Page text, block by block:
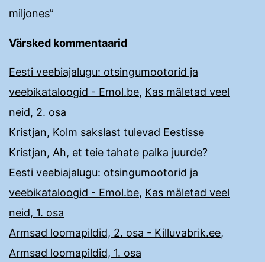
miljones”
Värsked kommentaarid
Eesti veebiajalugu: otsingumootorid ja
veebikataloogid - Emol.be, Kas mäletad veel
neid, 2. osa
Kristjan, Kolm sakslast tulevad Eestisse
Kristjan, Ah, et teie tahate palka juurde?
Eesti veebiajalugu: otsingumootorid ja
veebikataloogid - Emol.be, Kas mäletad veel
neid, 1. osa
Armsad loomapildid, 2. osa - Killuvabrik.ee,
Armsad loomapildid, 1. osa